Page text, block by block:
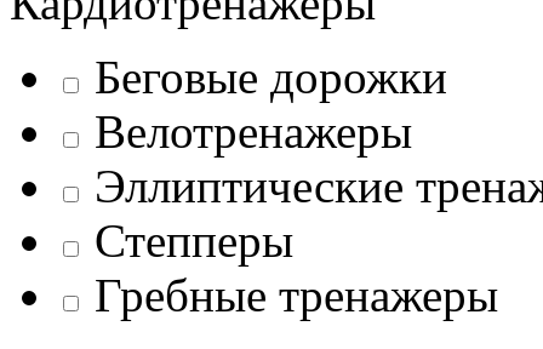
Беговые дорожки
Велотренажеры
Эллиптические
Степперы
Гребные тренажеры